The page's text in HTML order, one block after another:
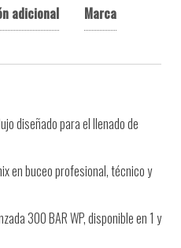
adicional
Marca
diseñado para el llenado de
en buceo profesional, técnico y
300 BAR WP, disponible en 1 y